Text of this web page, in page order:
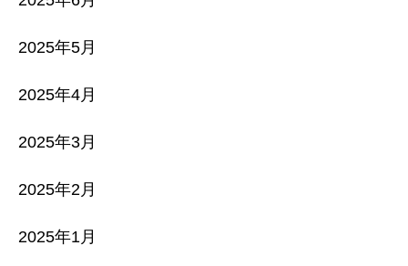
2025年5月
2025年4月
2025年3月
2025年2月
2025年1月